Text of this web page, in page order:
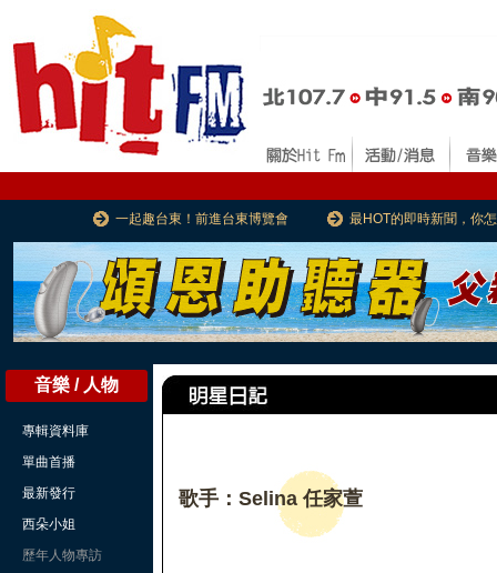
一起趣台東！前進台東博覽會 最HOT的即時新聞，你
音樂 / 人物
專輯資料庫
單曲首播
最新發行
西朵小姐
歷年人物專訪
歌手：Selina 任家萱